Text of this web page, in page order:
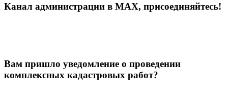
Канал администрации в МАХ, присоединяйтесь!
Вам пришло уведомление о проведении
комплексных кадастровых работ?